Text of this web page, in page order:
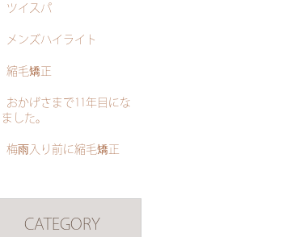
ツイスパ
メンズハイライト
縮毛矯正
おかげさまで11年目にな
した。
梅雨入り前に縮毛矯正
CATEGORY